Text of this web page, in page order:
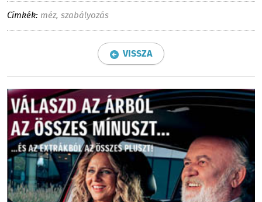
Címkék: méz, szabályozás
VISSZA